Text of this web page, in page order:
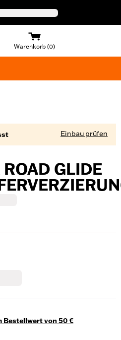
Warenkorb (0)
Einbau prüfen
GLIDE
Bestellwert von 50 €